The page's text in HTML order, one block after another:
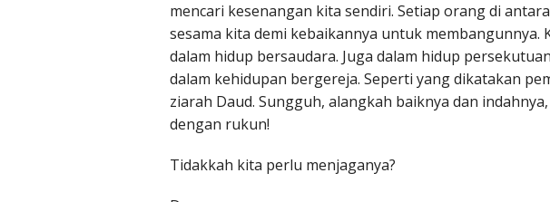
mencari kesenangan kita sendiri. Setiap orang di
sesama kita demi kebaikannya untuk membangunnya.
dalam hidup bersaudara. Juga dalam hidup
dalam kehidupan bergereja. Seperti yang dikatakan
ziarah Daud. Sungguh, alangkah baiknya dan
dengan rukun!
Tidakkah kita perlu menjaganya?